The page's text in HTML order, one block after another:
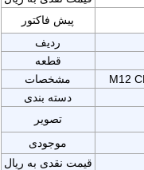
پیش فاکتور
ردیف
قطعه
مشخصات
M12
دسته بندی
تصویر
موجودی
قیمت نقدی به ریال